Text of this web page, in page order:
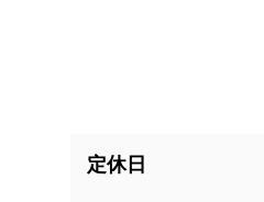
定休日